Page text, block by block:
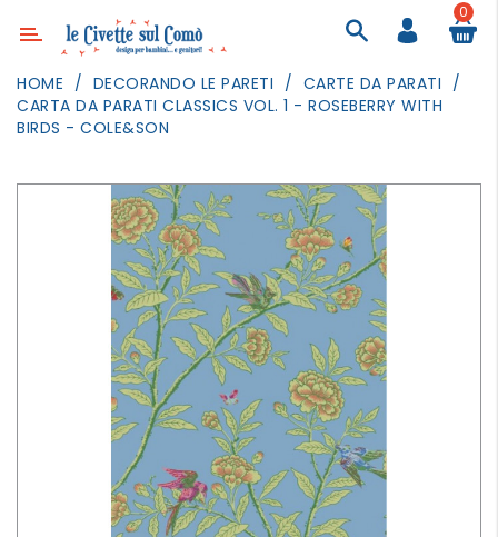
Categoria
ARREDAMENTO
TESSILI
DECORANDO
0
HOME DECORANDO LE PARETI
CARTE DA PARATI
CARTA DA PARATI CLASSICS VOL. 1 - ROSEBERRY WITH
BIRDS - COLE&SON